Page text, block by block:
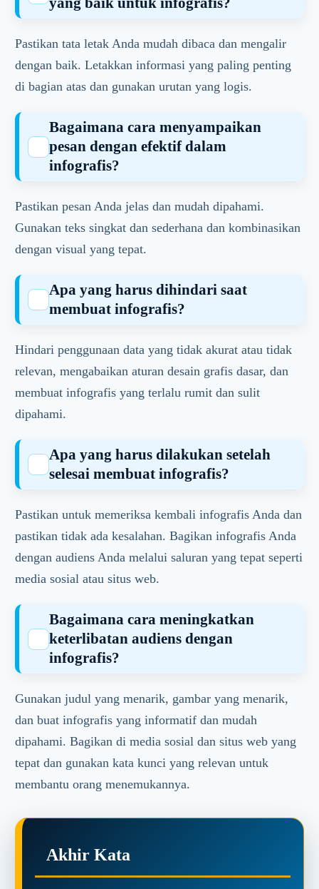
Pastikan tata letak Anda mudah dibaca dan mengalir
dengan baik. Letakkan informasi yang paling penting
di bagian atas dan gunakan urutan yang logis.
Bagaimana cara menyampaikan
pesan dengan efektif dalam
infografis?
Pastikan pesan Anda jelas dan mudah dipahami.
Gunakan teks singkat dan sederhana dan kombinasikan
dengan visual yang tepat.
Apa yang harus dihindari saat
membuat infografis?
Hindari penggunaan data yang tidak akurat atau tidak
relevan, mengabaikan aturan desain grafis dasar, dan
membuat infografis yang terlalu rumit dan sulit
dipahami.
Apa yang harus dilakukan setelah
selesai membuat infografis?
Pastikan untuk memeriksa kembali infografis Anda dan
pastikan tidak ada kesalahan. Bagikan infografis Anda
dengan audiens Anda melalui saluran yang tepat seperti
media sosial atau situs web.
Bagaimana cara meningkatkan
keterlibatan audiens dengan
infografis?
Gunakan judul yang menarik, gambar yang menarik,
dan buat infografis yang informatif dan mudah
dipahami. Bagikan di media sosial dan situs web yang
tepat dan gunakan kata kunci yang relevan untuk
membantu orang menemukannya.
Akhir Kata